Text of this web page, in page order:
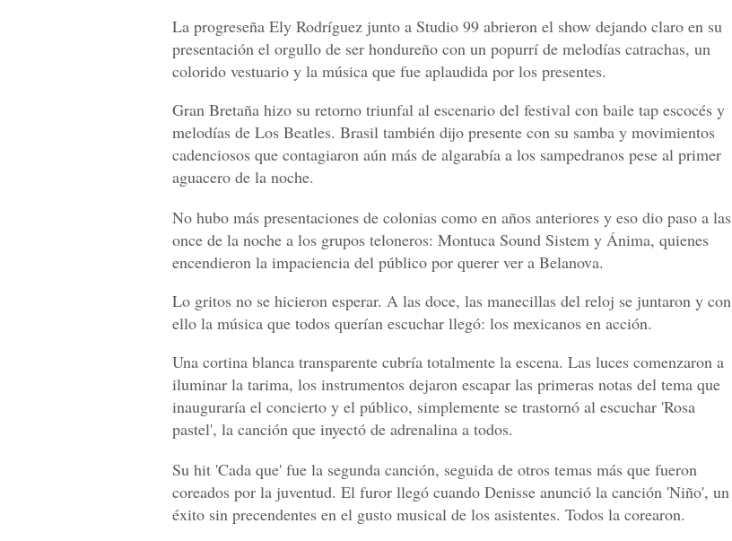
La progreseña Ely Rodríguez junto a Studio 99 abrieron el show dejando claro en su
presentación el orgullo de ser hondureño con un popurrí de melodías catrachas, un
colorido vestuario y la música que fue aplaudida por los presentes.
Gran Bretaña hizo su retorno triunfal al escenario del festival con baile tap escocés y
melodías de Los Beatles. Brasil también dijo presente con su samba y movimientos
cadenciosos que contagiaron aún más de algarabía a los sampedranos pese al primer
aguacero de la noche.
No hubo más presentaciones de colonias como en años anteriores y eso dio paso a las
once de la noche a los grupos teloneros: Montuca Sound Sistem y Ánima, quienes
encendieron la impaciencia del público por querer ver a Belanova.
Lo gritos no se hicieron esperar. A las doce, las manecillas del reloj se juntaron y con
ello la música que todos querían escuchar llegó: los mexicanos en acción.
Una cortina blanca transparente cubría totalmente la escena. Las luces comenzaron a
iluminar la tarima, los instrumentos dejaron escapar las primeras notas del tema que
inauguraría el concierto y el público, simplemente se trastornó al escuchar 'Rosa
pastel', la canción que inyectó de adrenalina a todos.
Su hit 'Cada que' fue la segunda canción, seguida de otros temas más que fueron
coreados por la juventud. El furor llegó cuando Denisse anunció la canción 'Niño', un
éxito sin precendentes en el gusto musical de los asistentes. Todos la corearon.